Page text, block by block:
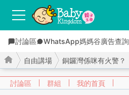
討論區 WhatsApp媽媽谷廣告查詢
討論區 群組 我的首頁
自由講場 銅鑼灣係咪有火警？